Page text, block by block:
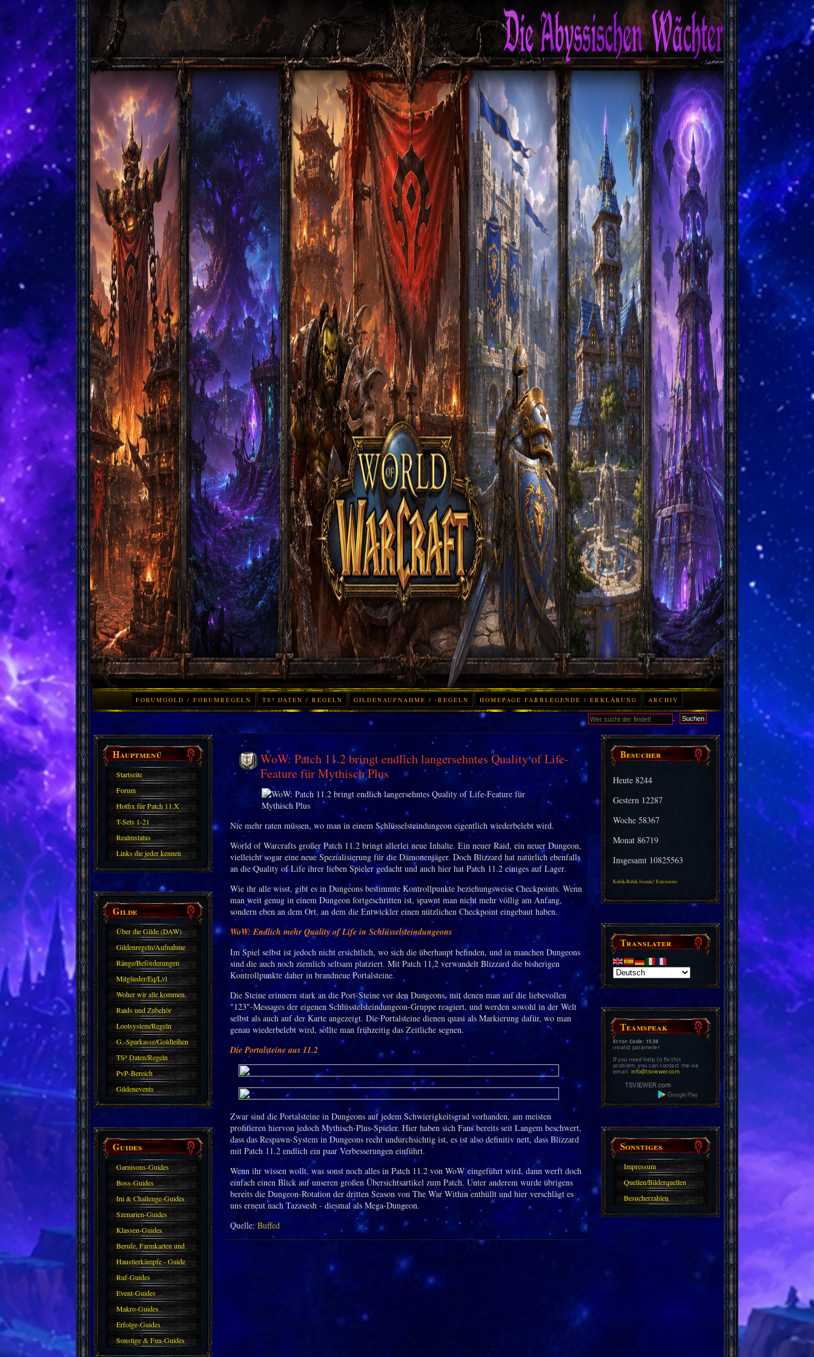
FORUMGOLD / FORUMREGELN TS³ DATEN / REGELN GILDENAUFNAHME / -REGELN HOMEPAGE FARBLEGENDE / ERKLÄRUNG ARCHIV
. Suchen
Hauptmenü
Startseite
Forum
Hotfix für Patch 11.X
T-Sets 1-21
Realmstatus
Links die jeder kennen
sollte?! Oder nicht?
Gilde
Über die Gilde (DAW)
Gildenregeln/Aufnahme
Ränge/Beförderungen
Mitglieder/Eq/Lvl
Woher wir alle kommen.
Raids und Zubehör
Lootsystem/Regeln
G.-Sparkasse/Goldleihen
TS³ Daten/Regeln
PvP-Bereich
Gildenevents
Guides
Garnisons-Guides
Boss-Guides
Ini & Challenge-Guides
Szenarien-Guides
Klassen-Guides
Berufe, Farmkarten und
Haustiere
Haustierkämpfe - Guide
Ruf-Guides
Event-Guides
Makro-Guides
Erfolge-Guides
Sonstige & Fun-Guides
Besucher
Heute8244
Gestern 12287
Woche58367
Monat86719
Insgesamt 10825563
Kubik-Rubik Joomla! Extensions
Translater
Teamspeak
Error Code: 1538
invalid parameter
If you need help to fix this
problem, you can contact me via
email: info@tsviewer.com
Sonstiges
Impressum
Quellen/Bilderquellen
Besucherzahlen
WoW: Patch 11.2 bringt endlich langersehntes Quality of Life-
Feature für Mythisch Plus
Nie mehr raten müssen, wo man in einem Schlüsselsteindungeon eigentlich wiederbelebt wird.
World of Warcrafts großer Patch 11.2 bringt allerlei neue Inhalte. Ein neuer Raid, ein neuer Dungeon,
vielleicht sogar eine neue Spezialisierung für die Dämonenjäger. Doch Blizzard hat natürlich ebenfalls
an die Quality of Life ihrer lieben Spieler gedacht und auch hier hat Patch 11.2 einiges auf Lager.
Wie ihr alle wisst, gibt es in Dungeons bestimmte Kontrollpunkte beziehungsweise Checkpoints. Wenn
man weit genug in einem Dungeon fortgeschritten ist, spawnt man nicht mehr völlig am Anfang,
sondern eben an dem Ort, an dem die Entwickler einen nützlichen Checkpoint eingebaut haben.
WoW: Endlich mehr Quality of Life in Schlüsselsteindungeons
Im Spiel selbst ist jedoch nicht ersichtlich, wo sich die überhaupt befinden, und in manchen Dungeons
sind die auch noch ziemlich seltsam platziert. Mit Patch 11.2 verwandelt Blizzard die bisherigen
Kontrollpunkte daher in brandneue Portalsteine.
Die Steine erinnern stark an die Port-Steine vor den Dungeons, mit denen man auf die liebevollen
"123"-Messages der eigenen Schlüsstelsteindungeon-Gruppe reagiert, und werden sowohl in der Welt
selbst als auch auf der Karte angezeigt. Die Portalsteine dienen quasi als Markierung dafür, wo man
genau wiederbelebt wird, sollte man frühzeitig das Zeitliche segnen.
Die Portalsteine aus 11.2
Zwar sind die Portalsteine in Dungeons auf jedem Schwierigkeitsgrad vorhanden, am meisten
profitieren hiervon jedoch Mythisch-Plus-Spieler. Hier haben sich Fans bereits seit Langem beschwert,
dass das Respawn-System in Dungeons recht undurchsichtig ist, es ist also definitiv nett, dass Blizzard
mit Patch 11.2 endlich ein paar Verbesserungen einführt.
Wenn ihr wissen wollt, was sonst noch alles in Patch 11.2 von WoW eingeführt wird, dann werft doch
einfach einen Blick auf unseren großen Übersichtsartikel zum Patch. Unter anderem wurde übrigens
bereits die Dungeon-Rotation der dritten Season von The War Within enthüllt und hier verschlägt es
uns erneut nach Tazavesh - diesmal als Mega-Dungeon.
Quelle:Buffed